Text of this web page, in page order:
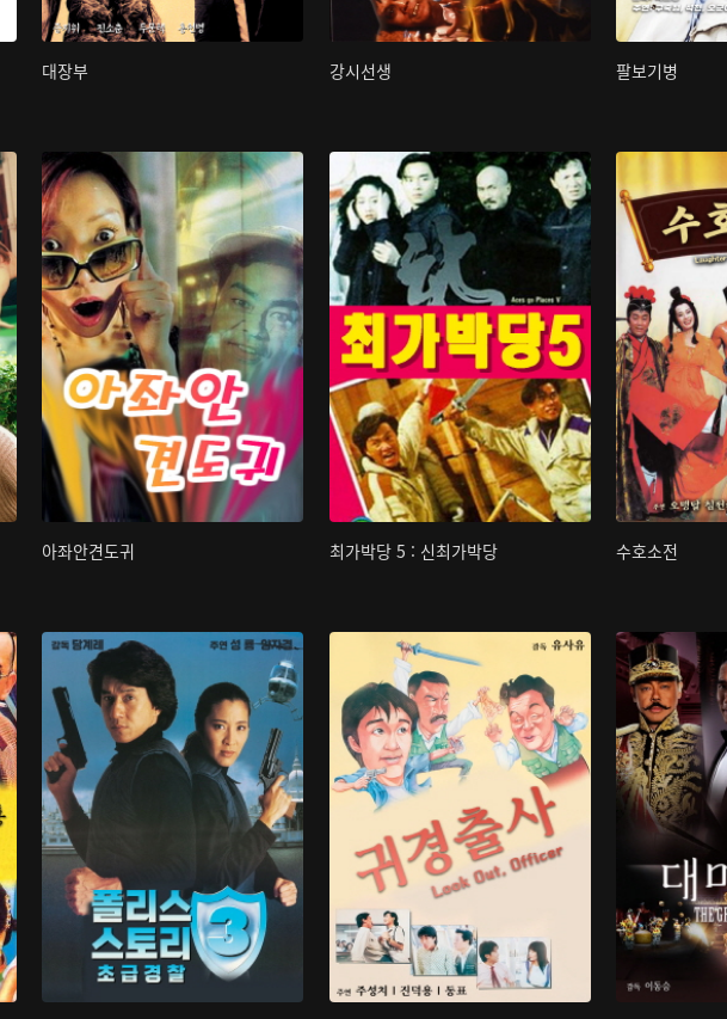
대장부 강시선생 팔보기병
아좌안견도귀 최가박당 5 : 신최가박당 수호소전